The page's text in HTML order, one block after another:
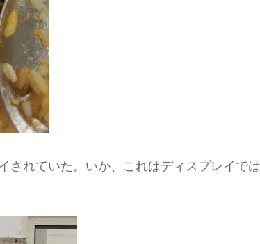
れていた。いか、これはディスプレイで